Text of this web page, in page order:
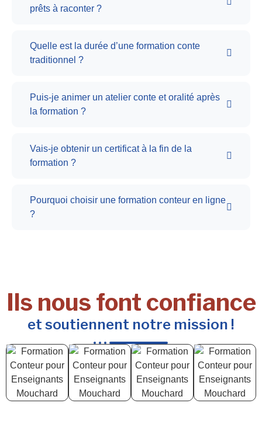
prêts à raconter ?
Quelle est la durée d’une formation conte
traditionnel ?
Puis-je animer un atelier conte et oralité après
la formation ?
Vais-je obtenir un certificat à la fin de la
formation ?
Pourquoi choisir une formation conteur en ligne
?
Ils nous font confiance
et soutiennent notre mission !